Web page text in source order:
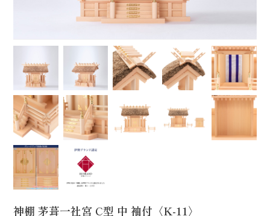
神棚 茅葺一社宮 C型 中 袖付〈K-11〉